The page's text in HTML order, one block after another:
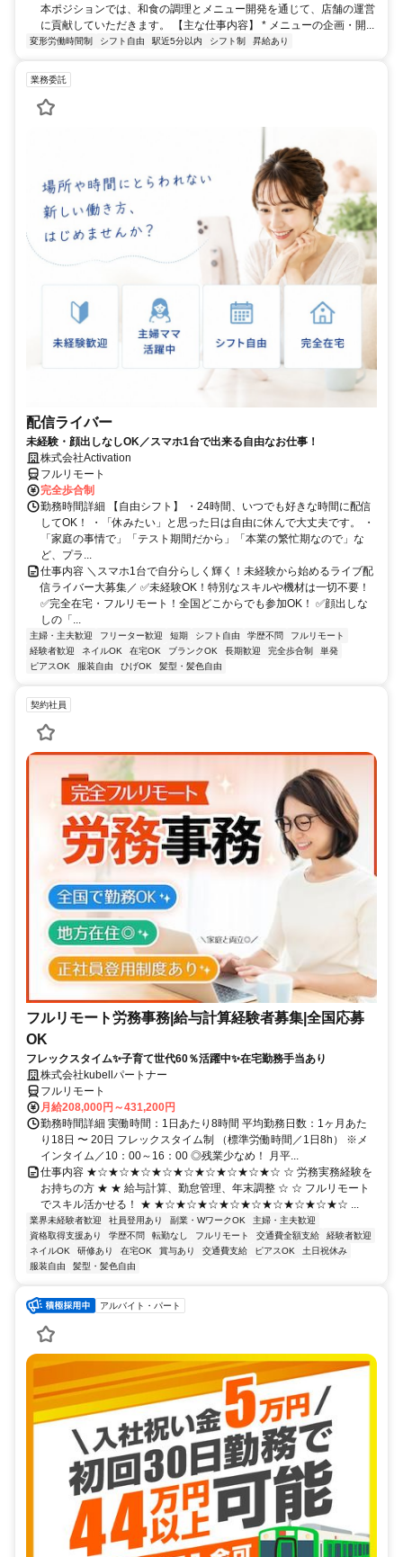
本ポジションでは、和食の調理とメニュー開発を通じて、店舗の運営
に貢献していただきます。 【主な仕事内容】 * メニューの企画・開...
変形労働時間制 シフト自由 駅近5分以内 シフト制 昇給あり
業務委託
配信ライバー
未経験・顔出しなしOK／スマホ1台で出来る自由なお仕事！
株式会社Activation
フルリモート
完全歩合制
勤務時間詳細 【自由シフト】 ・24時間、いつでも好きな時間に配信
してOK！ ・「休みたい」と思った日は自由に休んで大丈夫です。 ・
「家庭の事情で」「テスト期間だから」「本業の繁忙期なので」な
ど、プラ...
仕事内容 ＼スマホ1台で自分らしく輝く！未経験から始めるライブ配
信ライバー大募集／ ✅未経験OK！特別なスキルや機材は一切不要！
✅完全在宅・フルリモート！全国どこからでも参加OK！ ✅顔出しな
しの「...
主婦・主夫歓迎 フリーター歓迎 短期 シフト自由 学歴不問
フルリモート
経験者歓迎
ネイルOK 在宅OK ブランクOK 長期歓迎 完全歩合制
単発
ピアスOK
服装自由 ひげOK 髪型・髪色自由
契約社員
フルリモート労務事務|給与計算経験者募集|全国応募
OK
フレックスタイム✨子育て世代60％活躍中✨在宅勤務手当あり
株式会社kubellパートナー
フルリモート
月給208,000円～431,200円
勤務時間詳細 実働時間：1日あたり8時間 平均勤務日数：1ヶ月あた
り18日 〜 20日 フレックスタイム制 （標準労働時間／1日8h） ※メ
インタイム／10：00～16：00 ◎残業少なめ！ 月平...
仕事内容 ★☆★☆★☆★☆★☆★☆★☆★☆★☆ ☆ 労務実務経験を
お持ちの方 ★ ★ 給与計算、勤怠管理、年末調整 ☆ ☆ フルリモート
でスキル活かせる！ ★ ★☆★☆★☆★☆★☆★☆★☆★☆★☆ ...
業界未経験者歓迎 社員登用あり 副業・WワークOK
主婦・主夫歓迎
資格取得支援あり
学歴不問 転勤なし フルリモート 交通費全額支給
経験者歓迎
ネイルOK
研修あり 在宅OK 賞与あり 交通費支給 ピアスOK
土日祝休み
服装自由
髪型・髪色自由
アルバイト・パート